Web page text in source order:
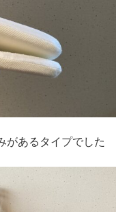
があるタイプでした